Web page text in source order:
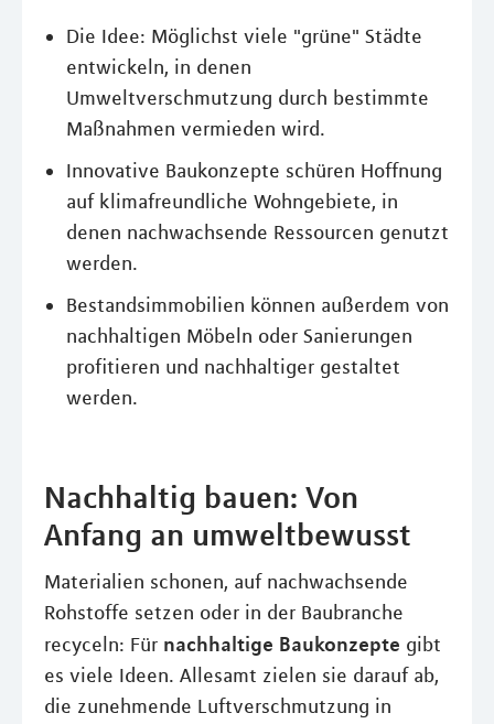
Die Idee: Möglichst viele "grüne" Städte
entwickeln, in denen
Umweltverschmutzung durch bestimmte
Maßnahmen vermieden wird.
Innovative Baukonzepte schüren Hoffnung
auf klimafreundliche Wohngebiete, in
denen nachwachsende Ressourcen genutzt
werden.
Bestandsimmobilien können außerdem von
nachhaltigen Möbeln oder Sanierungen
profitieren und nachhaltiger gestaltet
werden.
Nachhaltig bauen: Von
Anfang an umweltbewusst
Materialien schonen, auf nachwachsende
Rohstoffe setzen oder in der Baubranche
recyceln: Für nachhaltige Baukonzepte gibt
es viele Ideen. Allesamt zielen sie darauf ab,
die zunehmende Luftverschmutzung in